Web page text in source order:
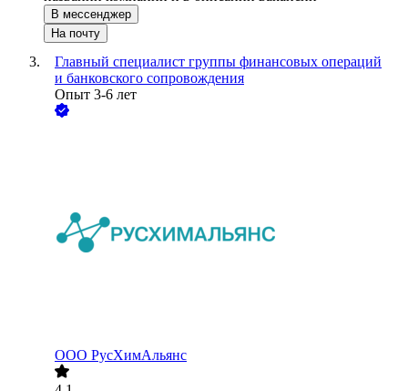
В мессенджер
На почту
Главный специалист группы финансовых операций
и банковского сопровождения
Опыт 3-6 лет
ООО РусХимАльянс